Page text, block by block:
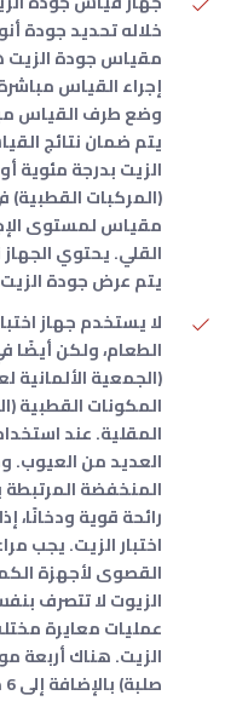
خلاله تحديد جودة
مقياس جودة الزيت
إجراء القياس
وضع طرف القياس
يتم ضمان نتائج
مقياس لمستوى
القلي. يحتوي
يتم عرض جودة الزيت
لا يستخدم جهاز
المكونات القطبية
المقلية. عند
العديد من العيوب.
المنخفضة
رائحة قوية
اختبار الزيت. يجب
القصوى لأجهزة
الزيوت لا تتصرف
عمليات معايرة
الزيت. هناك أربعة
صلبة) بالإضافة إلى 6 مساحات تخزين متغيرة.